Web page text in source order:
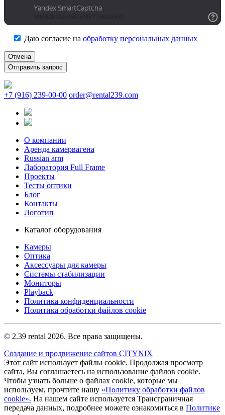
Даю согласие на обработку персональных данных
Отмена
+7 (916) 239-00-00 order@rental239.com
О компании
Аренда камервагена
Russian arm
Лаборатория Full Frame
Проекты
Тесты оптики
Блог
Контакты
Логотип
Каталог оборудования
Камеры
Оптика
Аксессуары для камеры
Системы стабилизации
Мониторы
Playback
Политика конфиденциальности
Политика обработки файлов cookie
© 2.39 rental 2026. Все права защищены.
Создание и продвижение сайтов CITYNIX
Этот сайт использует файлы cookie. Продолжая просмотр
сайта, Вы соглашаетесь на использование файлов cookie.
Чтобы узнать больше о файлах cookie, которые мы
используем, прочтите нашу «Политику обработки файлов
cookie». На нашем сайте используется Трансграничная
передача данных, подробнее можете ознакомиться в Политике